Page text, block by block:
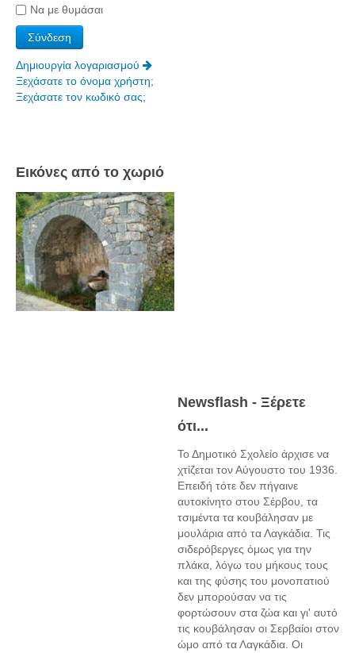
Να με θυμάσαι
Δημιουργία λογαριασμού
Ξεχάσατε το όνομα χρήστη;
Ξεχάσατε τον κωδικό σας;
Εικόνες από το χωριό
Newsflash - Ξέρετε
ότι...
Το Δημοτικό Σχολείο άρχισε να
χτίζεται τον Αύγουστο του 1936.
Επειδή τότε δεν πήγαινε
αυτοκίνητο στου Σέρβου, τα
τσιμέντα τα κουβάλησαν με
μουλάρια από τα Λαγκάδια. Τις
σιδερόβεργες όμως για την
πλάκα, λόγω του μήκους τους
και της φύσης του μονοπατιού
δεν μπορούσαν να τις
φορτώσουν στα ζώα και γι' αυτό
τις κουβάλησαν οι Σερβαίοι στον
ώμο από τα Λαγκάδια. Οι